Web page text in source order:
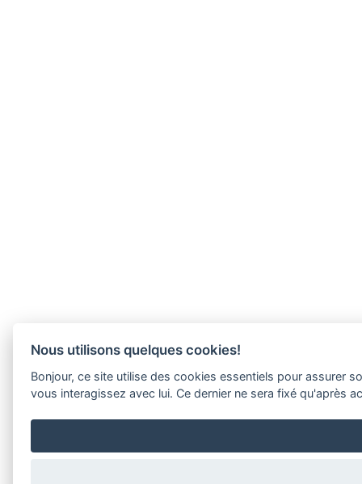
Nous utilisons quelques cookies!
Bonjour, ce site utilise des cookies essentiels pour assurer
vous interagissez avec lui. Ce dernier ne sera fixé qu'après